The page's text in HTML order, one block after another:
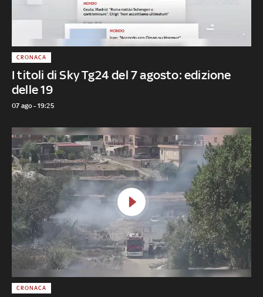
I titoli di Sky Tg24 del 7 agosto: edizione
delle 19
CRONACA
07 ago - 19:25
CRONACA